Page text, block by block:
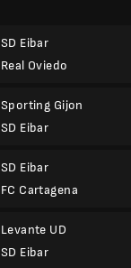
SD Eibar
Real Oviedo
Sporting Gijon
SD Eibar
SD Eibar
FC Cartagena
Levante UD
SD Eibar